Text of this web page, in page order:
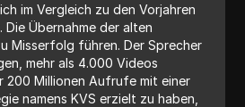
im Vergleich zu den Vorjahren
Übernahme der alten
Misserfolg führen. Der Sprecher
mehr als 4.000 Videos
200 Millionen Aufrufe mit einer
namens KVS erzielt zu haben,